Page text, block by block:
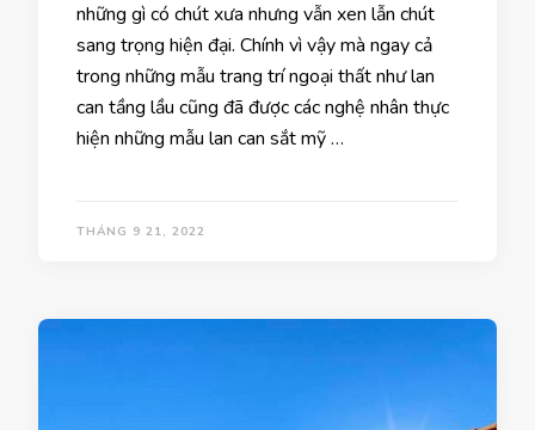
những gì có chút xưa nhưng vẫn xen lẫn chút
sang trọng hiện đại. Chính vì vậy mà ngay cả
trong những mẫu trang trí ngoại thất như lan
can tầng lầu cũng đã được các nghệ nhân thực
hiện những mẫu lan can sắt mỹ …
THÁNG 9 21, 2022